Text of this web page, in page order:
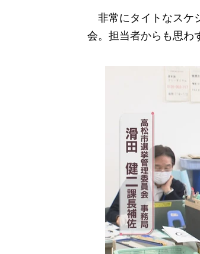
非常にタイトなスケ
会。担当者からも思わ